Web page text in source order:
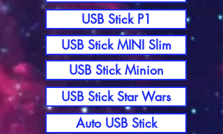
USB Stick P1
USB Stick MINI Slim
USB Stick Minion
USB Stick Star Wars
Auto USB Stick